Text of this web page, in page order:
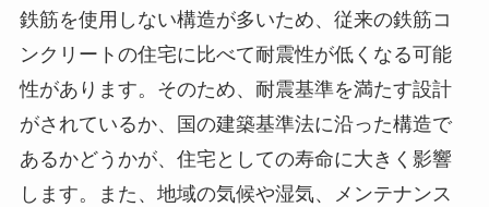
鉄筋を使用しない構造が多いため、従来の鉄筋コ
ンクリートの住宅に比べて耐震性が低くなる可能
性があります。そのため、耐震基準を満たす設計
がされているか、国の建築基準法に沿った構造で
あるかどうかが、住宅としての寿命に大きく影響
します。また、地域の気候や湿気、メンテナンス